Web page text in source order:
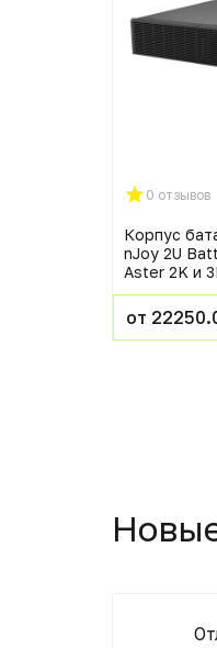
0 отзывов
Корпус
nJoy 2U
Aster 2K и
от